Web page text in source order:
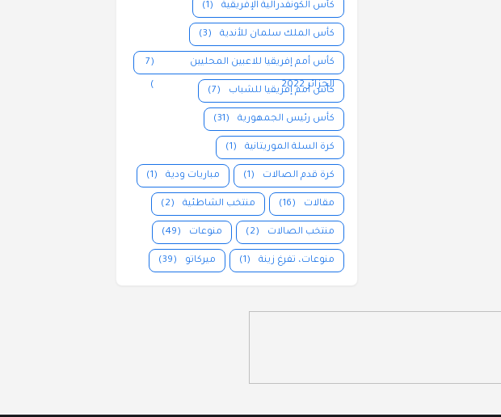
كأس الكونفدرالية الإفريقية (1)
كأس الملك سلمان للأندية (3)
كأس أمم إفريقيا للاعبين المحليين
الجزائر 2022
(7
)
كأس أمم إفريقيا للشباب (7)
كأس رئيس الجمهورية (31)
كرة السلة الموريتانية (1)
كرة قدم الصالات (1) مباريات ودية (1)
مقالات (16) منتخب الشاطئية (2)
منتخب الصالات (2) منوعات (49)
منوعات، تفرغ زينة (1) ميركاتو (39)